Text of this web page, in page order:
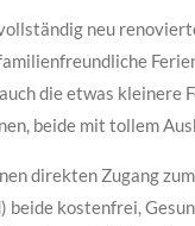
neu
die etwas kleinere
beide mit tollem
direkten Zugang
beide kostenfrei,